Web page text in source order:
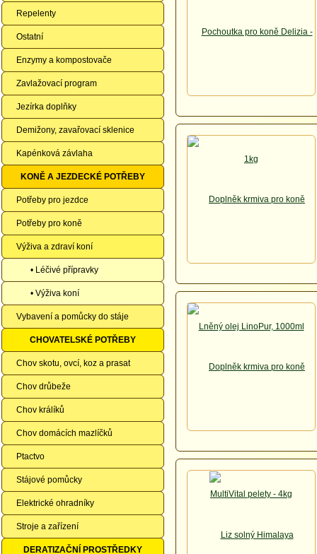
Repelenty
Ostatní
Enzymy a kompostovače
Zavlažovací program
Jezírka doplňky
Demižony, zavařovací sklenice
Kapénková závlaha
KONĚ A JEZDECKÉ POTŘEBY
Potřeby pro jezdce
Potřeby pro koně
Výživa a zdraví koní
• Léčivé přípravky
• Výživa koní
Vybavení a pomůcky do stáje
CHOVATELSKÉ POTŘEBY
Chov skotu, ovcí, koz a prasat
Chov drůbeže
Chov králíků
Chov domácích mazlíčků
Ptactvo
Stájové pomůcky
Elektrické ohradníky
Stroje a zařízení
DERATIZAČNÍ PROSTŘEDKY